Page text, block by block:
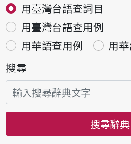
用臺灣台語查詞目
用臺灣台語查用例
用華語查用例
用
搜尋
搜尋辭典